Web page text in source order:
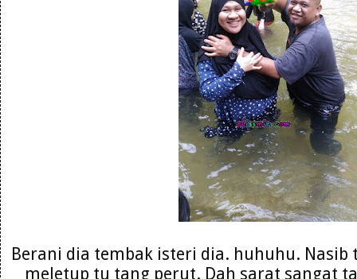
Berani dia tembak isteri dia. huhuhu. Nasib
meletup tu tang perut. Dah sarat sangat